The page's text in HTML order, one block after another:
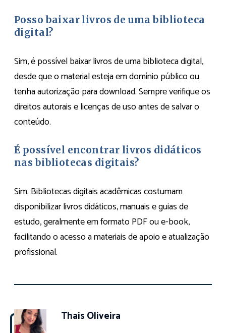
Posso baixar livros de uma biblioteca
digital?
Sim, é possível baixar livros de uma biblioteca digital,
desde que o material esteja em domínio público ou
tenha autorização para download. Sempre verifique os
direitos autorais e licenças de uso antes de salvar o
conteúdo.
É possível encontrar livros didáticos
nas bibliotecas digitais?
Sim. Bibliotecas digitais acadêmicas costumam
disponibilizar livros didáticos, manuais e guias de
estudo, geralmente em formato PDF ou e-book,
facilitando o acesso a materiais de apoio e atualização
profissional.
Thais Oliveira